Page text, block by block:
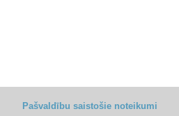
Pašvaldību saistošie noteikumi